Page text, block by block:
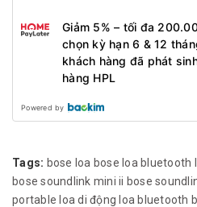
Giảm 5% – tối đa
chọn kỳ hạn 6 & 12
khách hàng đã phát
hàng HPL
Powered by
Tags: bose loa bose loa bluetooth
bose soundlink mini ii bose
portable loa di động loa bluetooth